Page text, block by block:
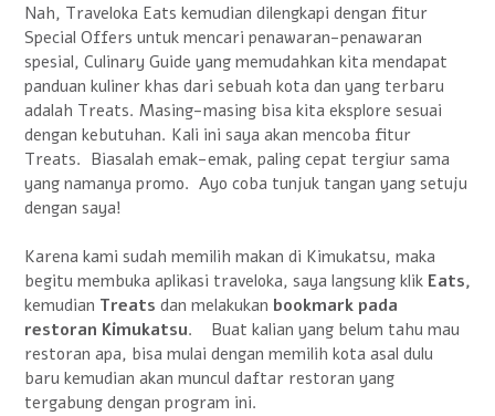
Nah, Traveloka Eats kemudian dilengkapi dengan fitur
Special Offers untuk mencari penawaran-penawaran
spesial, Culinary Guide yang memudahkan kita mendapat
panduan kuliner khas dari sebuah kota dan yang terbaru
adalah Treats. Masing-masing bisa kita eksplore sesuai
dengan kebutuhan. Kali ini saya akan mencoba fitur
Treats. Biasalah emak-emak, paling cepat tergiur sama
yang namanya promo. Ayo coba tunjuk tangan yang setuju
dengan saya!
Karena kami sudah memilih makan di Kimukatsu, maka
begitu membuka aplikasi traveloka, saya langsung klik Eats,
kemudian Treats dan melakukan bookmark pada
restoran Kimukatsu. Buat kalian yang belum tahu mau
restoran apa, bisa mulai dengan memilih kota asal dulu
baru kemudian akan muncul daftar restoran yang
tergabung dengan program ini.